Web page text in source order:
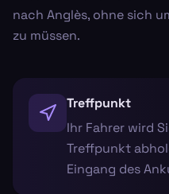
nach Anglès, ohne sich
zu müssen.
Treffpunkt
Ihr Fahrer wird
Treffpunkt
Eingang des